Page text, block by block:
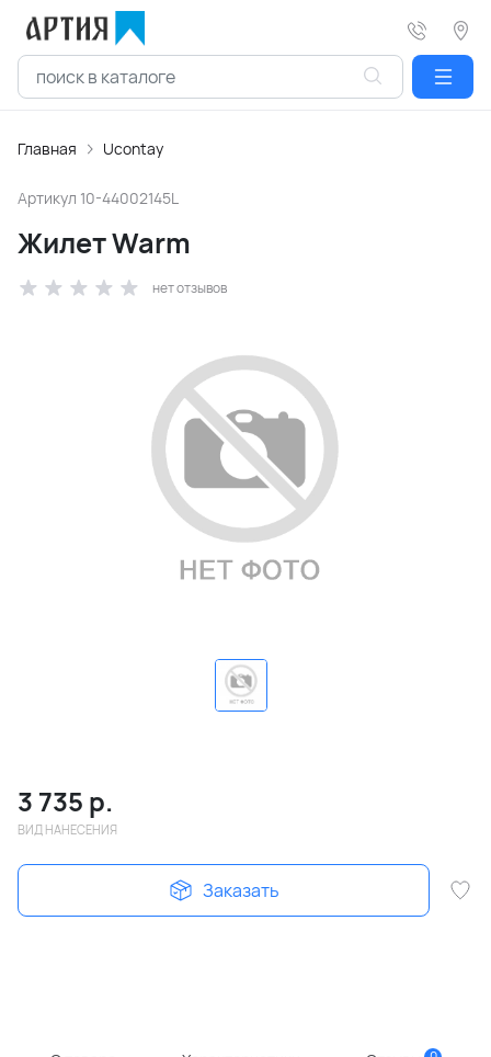
Главная Ucontay
Артикул 10-44002145L
Жилет Warm
нет отзывов
3 735 р.
ВИД НАНЕСЕНИЯ
Заказать